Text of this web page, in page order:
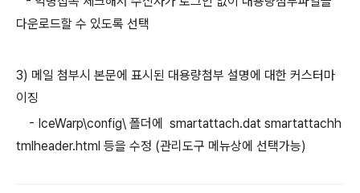
다운로드할 수 있도록 선택
3) 메일 첨부시 본문에 표시된 대용량첨부 설명에 대한 커스터마
이징
- IceWarp\config\ 폴더에 smartattach.dat smartattachh
tmlheader.html 등을 수정 (관리도구 메뉴상에 선택가능)